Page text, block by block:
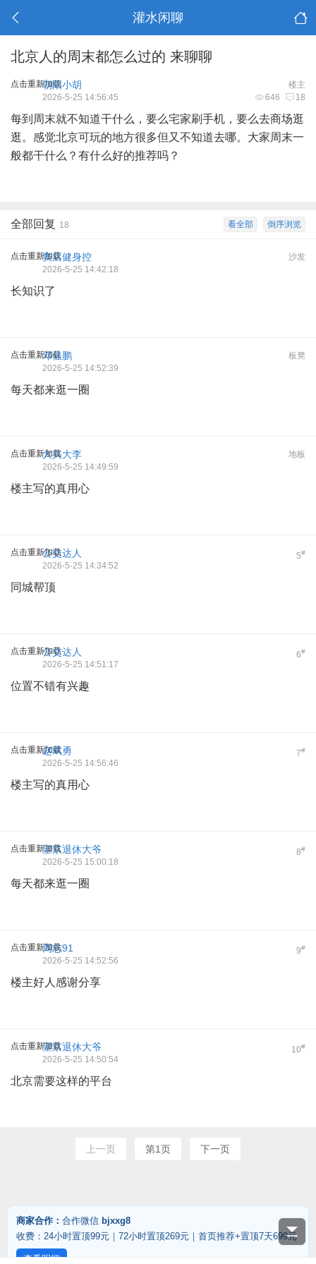
灌水闲聊
北京人的周末都怎么过的 来聊聊
点击重新加载 楼主
朝阳小胡
646 18
2026-5-25 14:56:45
每到周末就不知道干什么，要么宅家刷手机，要么去商场逛
逛。感觉北京可玩的地方很多但又不知道去哪。大家周末一
般都干什么？有什么好的推荐吗？
倒序浏览
看全部
全部回复 18
点击重新加载 沙发
窦店健身控
2026-5-25 14:42:18
长知识了
点击重新加载 板凳
邓佳鹏
2026-5-25 14:52:39
每天都来逛一圈
点击重新加载 地板
大兴大李
2026-5-25 14:49:59
楼主写的真用心
点击重新加载 5#
公交达人
2026-5-25 14:34:52
同城帮顶
点击重新加载 6#
公交达人
2026-5-25 14:51:17
位置不错有兴趣
点击重新加载 7#
赵斌勇
2026-5-25 14:56:46
楼主写的真用心
点击重新加载 8#
望京退休大爷
2026-5-25 15:00:18
每天都来逛一圈
点击重新加载 9#
周志91
2026-5-25 14:52:56
楼主好人感谢分享
点击重新加载 10#
望京退休大爷
2026-5-25 14:50:54
北京需要这样的平台
上一页 第1页 下一页
商家合作： 合作微信 bjxxg8
收费：24小时置顶99元｜72小时置顶269元｜首页推荐+置顶7天699元
查看明细